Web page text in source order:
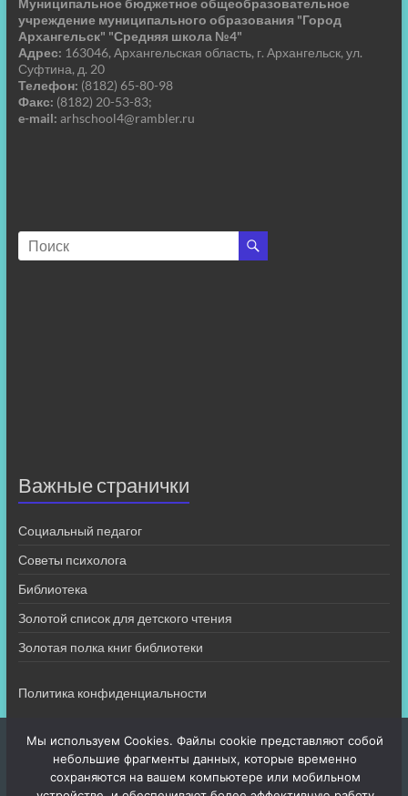
учреждение муниципального образования "Город
Архангельск" "Средняя школа №4"
Адрес: 163046, Архангельская область, г. Архангельск, ул.
Суфтина, д. 20
Телефон: (8182) 65-80-98
Факс: (8182) 20-53-83;
e-mail: arhschool4@rambler.ru
Важные странички
Социальный педагог
Советы психолога
Библиотека
Золотой список для детского чтения
Золотая полка книг библиотеки
Политика конфиденциальности
Мы используем Cookies. Файлы cookie представляют собой
небольшие фрагменты данных, которые временно
сохраняются на вашем компьютере или мобильном